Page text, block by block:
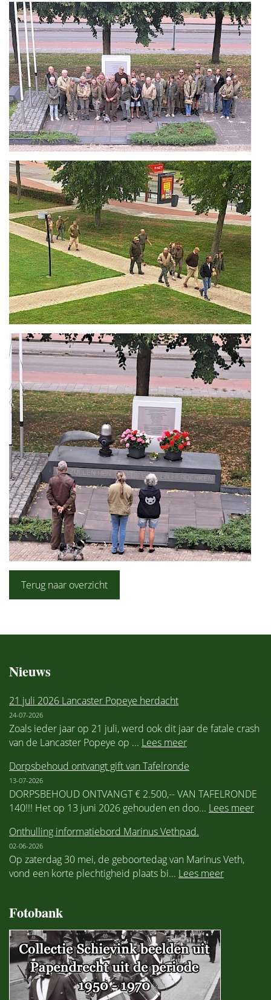
Terug naar overzicht
Nieuws
21 juli 2026 Lancaster Popeye herdacht
24-07-2026
Zoals ieder jaar op 21 juli, werd ook dit jaar de fatale crash
van de Lancaster Popeye op ... Lees meer
Dorpsbehoud ontvangt gift van Tafelronde
13-07-2026
DORPSBEHOUD ONTVANGT € 2.500,-- VAN TAFELRONDE
140!!! Het op 13 juni 2026 gehouden en doo... Lees meer
Onthulling informatiebord Marinus Vethpad.
02-06-2026
Op zaterdag 30 mei, de geboortedag van Marinus Veth,
vond een korte plechtigheid plaats bi... Lees meer
Fotobank